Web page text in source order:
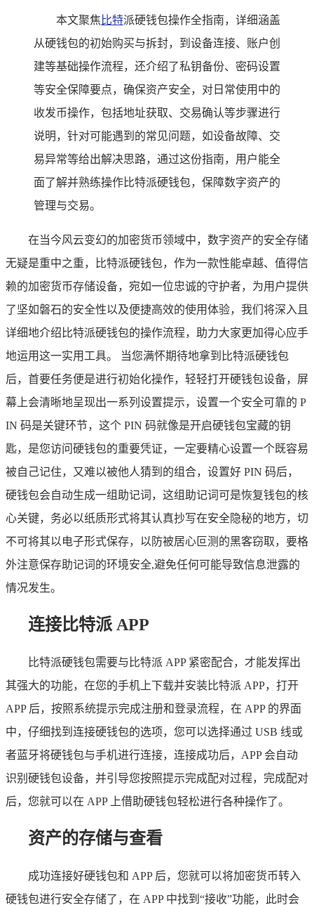
本文聚焦 比特派硬钱包操作全指南，详细涵盖
从硬钱包的初始购买与拆封，到设备连接、账户创
建等基础操作流程，还介绍了私钥备份、密码设置
等安全保障要点，确保资产安全，对日常使用中的
收发币操作，包括地址获取、交易确认等步骤进行
说明，针对可能遇到的常见问题，如设备故障、交
易异常等给出解决思路，通过这份指南，用户能全
面了解并熟练操作比特派硬钱包，保障数字资产的
管理与交易。
在当今风云变幻的加密货币领域中，数字资产的安全存储
无疑是重中之重，比特派硬钱包，作为一款性能卓越、值得信
赖的加密货币存储设备，宛如一位忠诚的守护者，为用户提供
了坚如磐石的安全性以及便捷高效的使用体验，我们将深入且
详细地介绍比特派硬钱包的操作流程，助力大家更加得心应手
地运用这一实用工具。 当您满怀期待地拿到比特派硬钱包
后，首要任务便是进行初始化操作，轻轻打开硬钱包设备，屏
幕上会清晰地呈现出一系列设置提示，设置一个安全可靠的 P
IN 码是关键环节，这个 PIN 码就像是开启硬钱包宝藏的钥
匙，是您访问硬钱包的重要凭证，一定要精心设置一个既容易
被自己记住，又难以被他人猜到的组合，设置好 PIN 码后，
硬钱包会自动生成一组助记词，这组助记词可是恢复钱包的核
心关键，务必以纸质形式将其认真抄写在安全隐秘的地方，切
不可将其以电子形式保存，以防被居心叵测的黑客窃取，要格
外注意保存助记词的环境安全,避免任何可能导致信息泄露的
情况发生。
连接比特派 APP
比特派硬钱包需要与比特派 APP 紧密配合，才能发挥出
其强大的功能，在您的手机上下载并安装比特派 APP，打开
APP 后，按照系统提示完成注册和登录流程，在 APP 的界面
中，仔细找到连接硬钱包的选项，您可以选择通过 USB 线或
者蓝牙将硬钱包与手机进行连接，连接成功后，APP 会自动
识别硬钱包设备，并引导您按照提示完成配对过程，完成配对
后，您就可以在 APP 上借助硬钱包轻松进行各种操作了。
资产的存储与查看
成功连接好硬钱包和 APP 后，您就可以将加密货币转入
硬钱包进行安全存储了，在 APP 中找到“接收”功能，此时会